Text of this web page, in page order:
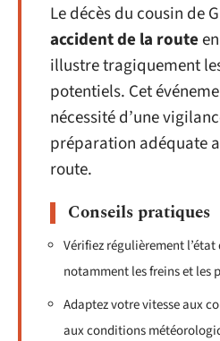
Le décès du cousin de
accident de la route
illustre tragiquement
potentiels. Cet
nécessité d’une
préparation adéquate
route.
Conseils pratiques
Vérifiez régulièrement l’état
notamment les freins et les
Adaptez votre vitesse aux
aux conditions